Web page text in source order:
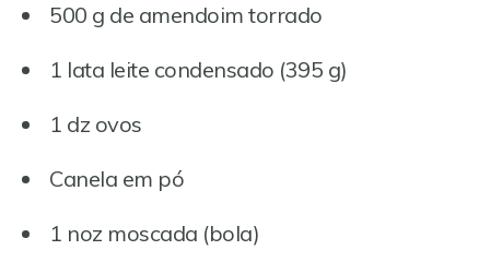
500 g de amendoim torrado
1 lata leite condensado (395 g)
1 dz ovos
Canela em pó
1 noz moscada (bola)